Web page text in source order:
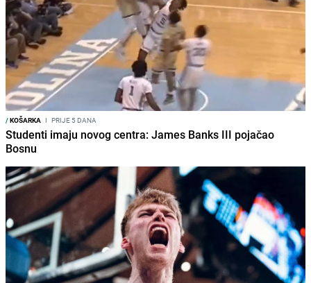
/KOŠARKA I PRIJE 5 DANA
Studenti imaju novog centra: James Banks III pojačao
Bosnu